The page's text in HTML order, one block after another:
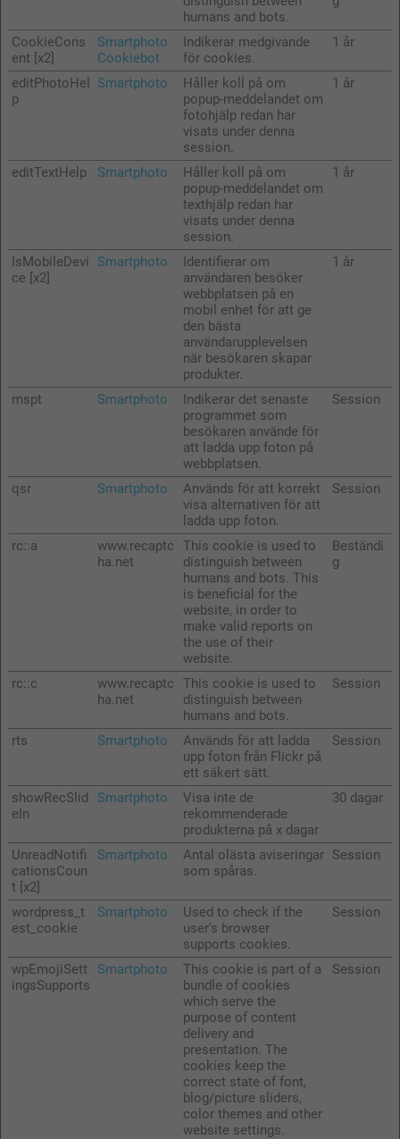
humans and bots.
CookieCons
ent [x2]
Smartphoto
Cookiebot
Indikerar medgivande
för cookies.
1 år
editPhotoHel
p
Smartphoto
Håller koll på om
popup-meddelandet om
fotohjälp redan har
visats under denna
session.
1 år
editTextHelp Smartphoto
Håller koll på om
popup-meddelandet om
texthjälp redan har
visats under denna
session.
1 år
IsMobileDevi
ce [x2]
Smartphoto
Identifierar om
användaren besöker
webbplatsen på en
mobil enhet för att ge
den bästa
användarupplevelsen
när besökaren skapar
produkter.
1 år
mspt Smartphoto
Indikerar det senaste
programmet som
besökaren använde för
att ladda upp foton på
webbplatsen.
Session
qsr Smartphoto
Används för att korrekt
visa alternativen för att
ladda upp foton.
Session
rc::a
www.recaptc
ha.net
This cookie is used to
distinguish between
humans and bots. This
is beneficial for the
website, in order to
make valid reports on
the use of their
website.
Beständi
g
rc::c
www.recaptc
ha.net
This cookie is used to
distinguish between
humans and bots.
Session
rts Smartphoto
Används för att ladda
upp foton från Flickr på
ett säkert sätt.
Session
showRecSlid
eIn
Smartphoto
Visa inte de
rekommenderade
produkterna på x dagar
30 dagar
UnreadNotifi
cationsCoun
t [x2]
Smartphoto
Antal olästa aviseringar
som spåras.
Session
wordpress_t
est_cookie
Smartphoto
Used to check if the
user's browser
supports cookies.
Session
wpEmojiSett
ingsSupports
Smartphoto
This cookie is part of a
bundle of cookies
which serve the
purpose of content
delivery and
presentation. The
cookies keep the
correct state of font,
blog/picture sliders,
color themes and other
website settings.
Session